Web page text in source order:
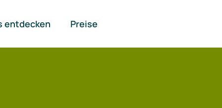
entdecken Preise